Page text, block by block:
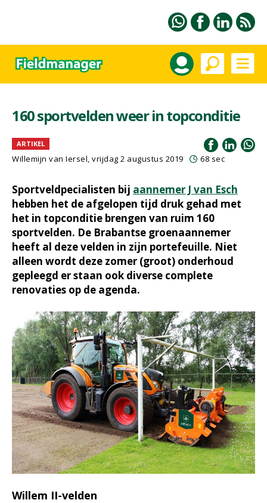
160 sportvelden weer in topconditie
ARTIKEL
Willemijn van Iersel, vrijdag 2 augustus 2019 68 sec
Sportveldpecialisten bij aannemer J van Esch
hebben het de afgelopen tijd druk gehad met
het in topconditie brengen van ruim 160
sportvelden. De Brabantse groenaannemer
heeft al deze velden in zijn portefeuille. Niet
alleen wordt deze zomer (groot) onderhoud
gepleegd er staan ook diverse complete
renovaties op de agenda.
Willem II-velden